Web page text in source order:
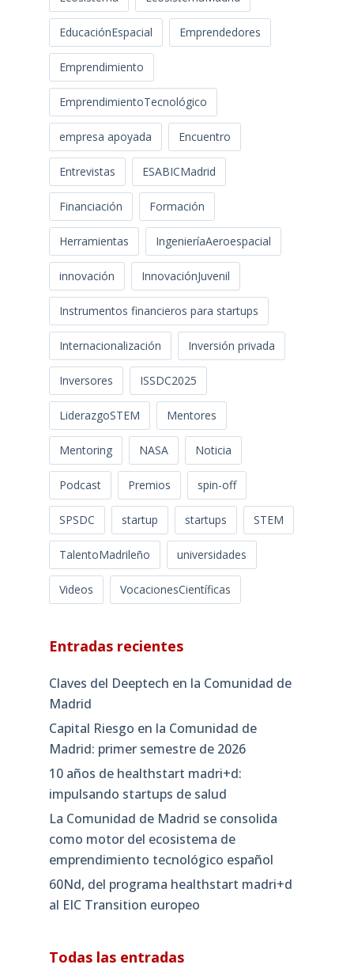
EducaciónEspacial Emprendedores
Emprendimiento
EmprendimientoTecnológico
empresa apoyada Encuentro
Entrevistas ESABICMadrid
Financiación Formación
Herramientas IngenieríaAeroespacial
innovación InnovaciónJuvenil
Instrumentos financieros para startups
Internacionalización Inversión privada
Inversores ISSDC2025
LiderazgoSTEM Mentores
Mentoring NASA Noticia
Podcast Premios spin-off
SPSDC startup startups STEM
TalentoMadrileño universidades
Videos VocacionesCientíficas
Entradas recientes
Claves del Deeptech en la Comunidad de
Madrid
Capital Riesgo en la Comunidad de
Madrid: primer semestre de 2026
10 años de healthstart madri+d:
impulsando startups de salud
La Comunidad de Madrid se consolida
como motor del ecosistema de
emprendimiento tecnológico español
60Nd, del programa healthstart madri+d
al EIC Transition europeo
Todas las entradas